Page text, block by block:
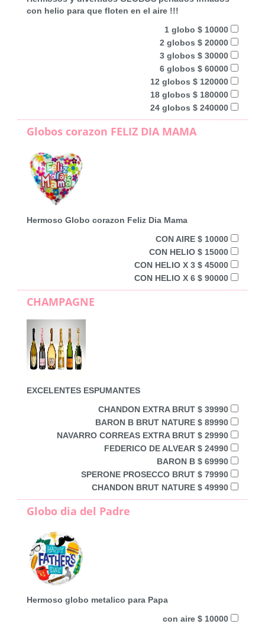
con helio para que floten en el aire !!!
1 globo $ 10000
2 globos $ 20000
3 globos $ 30000
6 globos $ 60000
12 globos $ 120000
18 globos $ 180000
24 globos $ 240000
Globos corazon FELIZ DIA MAMA
Hermoso Globo corazon Feliz Dia Mama
CON AIRE $ 10000
CON HELIO $ 15000
CON HELIO X 3 $ 45000
CON HELIO X 6 $ 90000
CHAMPAGNE
EXCELENTES ESPUMANTES
CHANDON EXTRA BRUT $ 39990
BARON B BRUT NATURE $ 89990
NAVARRO CORREAS EXTRA BRUT $ 29990
FEDERICO DE ALVEAR $ 24990
BARON B $ 69990
SPERONE PROSECCO BRUT $ 79990
CHANDON BRUT NATURE $ 49990
Globo dia del Padre
Hermoso globo metalico para Papa
con aire $ 10000